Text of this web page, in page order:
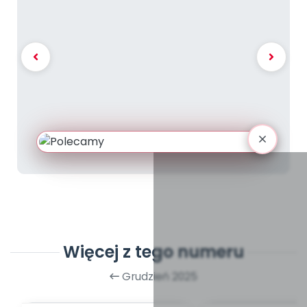
Więcej z tego numeru
Grudzień 2025